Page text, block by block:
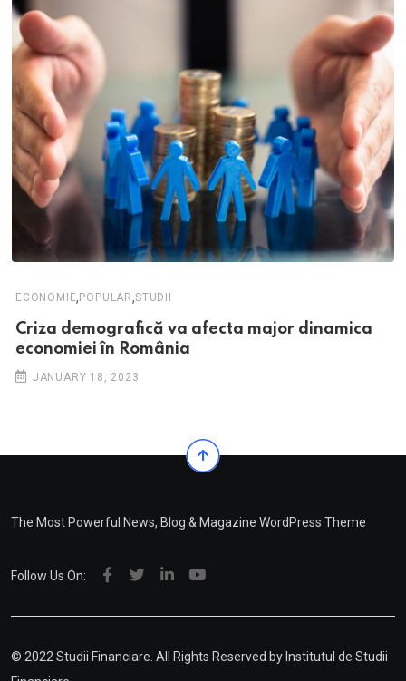
ECONOMIE,POPULAR,STUDII
Criza demografică va afecta major dinamica
economiei în România
JANUARY 18, 2023
The Most Powerful News, Blog & Magazine WordPress Theme
Follow Us On:
© 2022 Studii Financiare. All Rights Reserved by Institutul de Studii